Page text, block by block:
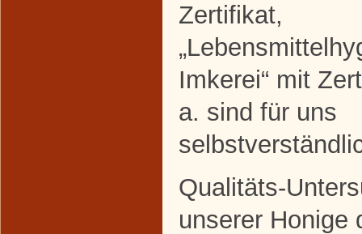
Zertifikat,
Imkerei“ mit
a. sind für uns
Qualitäts-
unserer Honige